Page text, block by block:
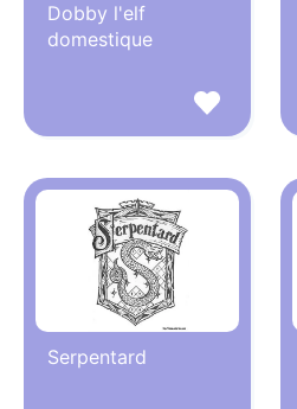
Dobby l'elf
domestique
Serpentard